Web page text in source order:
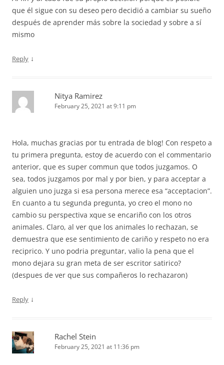
que él sigue con su deseo pero decidió a cambiar su sueño
después de aprender más sobre la sociedad y sobre a sí
mismo
Reply ↓
Nitya Ramirez
February 25, 2021 at 9:11 pm
Hola, muchas gracias por tu entrada de blog! Con respeto a
tu primera pregunta, estoy de acuerdo con el commentario
anterior, que es super commun que todos juzgamos. O
sea, todos juzgamos por mal y por bien, y para acceptar a
alguien uno juzga si esa persona merece esa “acceptacion”.
En cuanto a tu segunda pregunta, yo creo el mono no
cambio su perspectiva xque se encariño con los otros
animales. Claro, al ver que los animales lo rechazan, se
demuestra que ese sentimiento de cariño y respeto no era
reciprico. Y uno podria preguntar, valio la pena que el
mono dejara su gran meta de ser escritor satirico?
(despues de ver que sus compañeros lo rechazaron)
Reply ↓
Rachel Stein
February 25, 2021 at 11:36 pm